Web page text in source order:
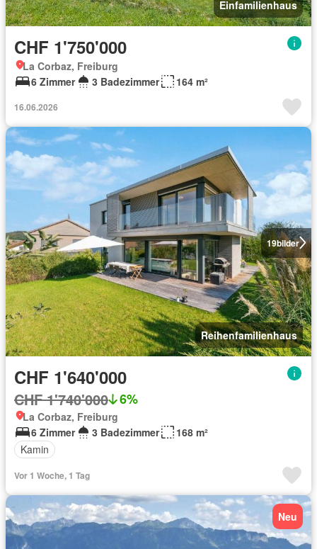
Einfamilienhaus
CHF 1'750'000
La Corbaz, Freiburg
6 Zimmer
3 Badezimmer 164 m²
16.06.2026
19bilder
Reihenfamilienhaus
CHF 1'640'000
CHF 1'740'000 6%
La Corbaz, Freiburg
6 Zimmer
3 Badezimmer
168 m²
Kamin
Vor 1 Woche, 1 Tag
Neu